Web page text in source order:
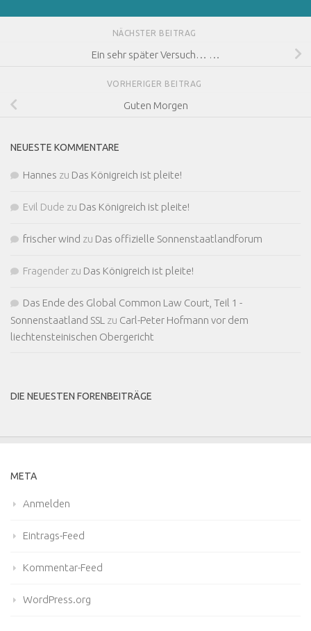
NÄCHSTER BEITRAG
Ein sehr später Versuch… …
VORHERIGER BEITRAG
Guten Morgen
NEUESTE KOMMENTARE
Hannes zu Das Königreich ist pleite!
Evil Dude zu Das Königreich ist pleite!
frischer wind zu Das offizielle Sonnenstaatlandforum
Fragender zu Das Königreich ist pleite!
Das Ende des Global Common Law Court, Teil 1 -
Sonnenstaatland SSL zu Carl-Peter Hofmann vor dem
liechtensteinischen Obergericht
DIE NEUESTEN FORENBEITRÄGE
META
Anmelden
Eintrags-Feed
Kommentar-Feed
WordPress.org